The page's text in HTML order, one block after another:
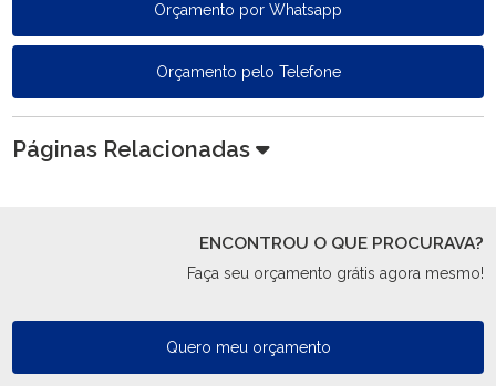
Orçamento por Whatsapp
Orçamento pelo Telefone
Páginas Relacionadas
ENCONTROU O QUE PROCURAVA?
Faça seu orçamento grátis agora mesmo!
Quero meu orçamento